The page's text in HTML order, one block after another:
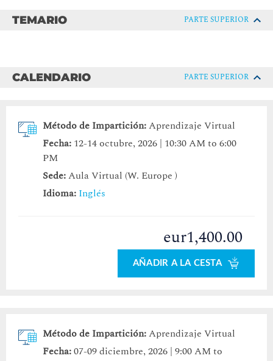
TEMARIO PARTE SUPERIOR
CALENDARIO PARTE SUPERIOR
Método de Impartición:Aprendizaje Virtual
Fecha: 12-14 octubre, 2026 | 10:30 AM to 6:00
PM
Sede:Aula Virtual (W. Europe )
Idioma: Inglés
eur1,400.00
AÑADIR A LA CESTA
Método de Impartición:Aprendizaje Virtual
Fecha:07-09 diciembre, 2026 | 9:00 AM to